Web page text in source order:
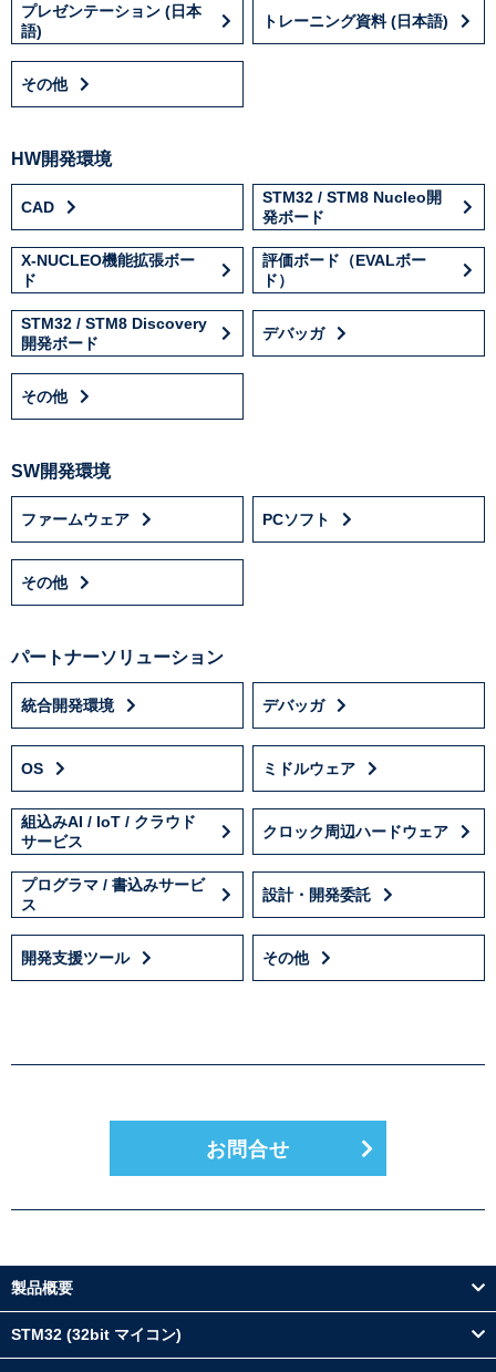
プレゼンテーション (日本
語)
トレーニング資料 (日本語)
その他
HW開発環境
CAD
STM32 / STM8 Nucleo開
発ボード
X-NUCLEO機能拡張ボー
ド
評価ボード（EVALボー
ド）
STM32 / STM8 Discovery
開発ボード
デバッガ
その他
SW開発環境
ファームウェア PCソフト
その他
パートナーソリューション
統合開発環境 デバッガ
OS ミドルウェア
組込みAI / IoT / クラウド
サービス
クロック周辺ハードウェア
プログラマ / 書込みサービ
ス
設計・開発委託
開発支援ツール その他
お問合せ
製品概要
STM32 (32bit マイコン)